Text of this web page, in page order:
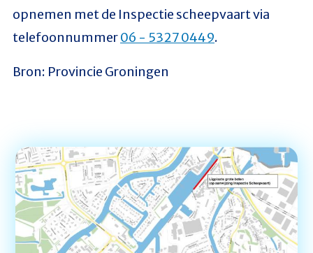
opnemen met de Inspectie scheepvaart via
telefoonnummer06 - 5327 0449.
Bron: Provincie Groningen